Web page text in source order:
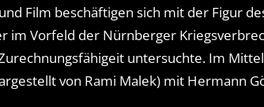
Film beschäftigen sich mit der Figur
im Vorfeld der Nürnberger
untersuchte. Im
von Rami Malek) mit Hermann